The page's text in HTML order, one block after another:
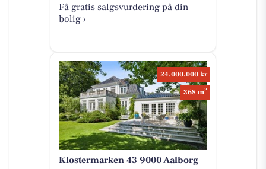
Få gratis salgsvurdering på din
bolig ›
24.000.000 kr
368 m2
Klostermarken 43 9000 Aalborg